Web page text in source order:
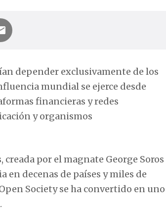
depender exclusivamente de los
mundial se ejerce desde
financieras y redes
y organismos
, creada por el magnate George Soros
decenas de países y miles de
Society se ha convertido en uno